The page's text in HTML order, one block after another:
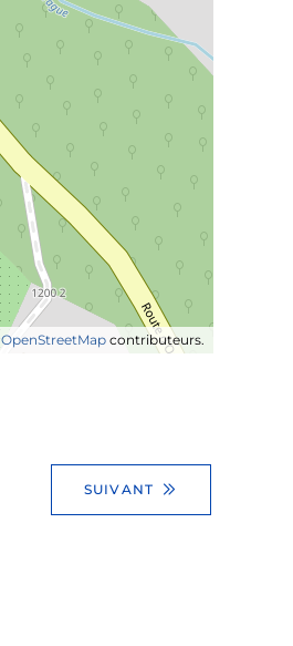
OpenStreetMap contributeurs.
SUIVANT